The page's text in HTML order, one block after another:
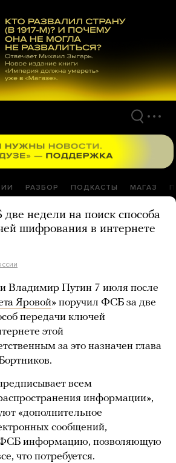
РАЗБОР ПОДКАСТЫ МАГАЗ
недели на поиск способа
шифрования в интернете
Владимир Путин 7 июля после
Яровой» поручил ФСБ за две
передачи ключей
этой
за это назначен глава
всем
информации»,
«дополнительное
сообщений,
ФСБ информацию, позволяющую
что потребуется.